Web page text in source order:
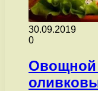
30.09.2019
0
Овощной